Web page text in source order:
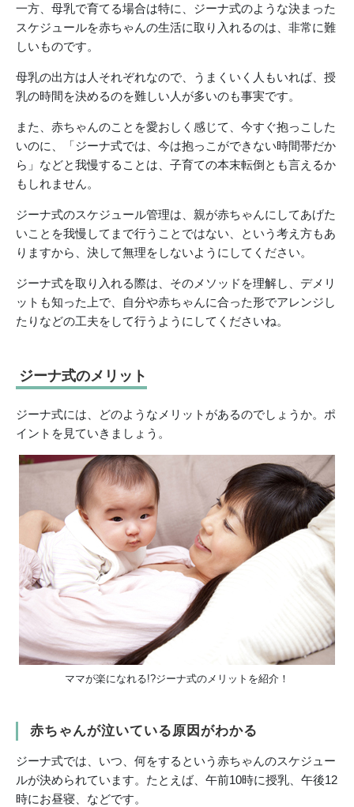
一方、母乳で育てる場合は特に、ジーナ式のような決まった
スケジュールを赤ちゃんの生活に取り入れるのは、非常に難
しいものです。
母乳の出方は人それぞれなので、うまくいく人もいれば、授
乳の時間を決めるのを難しい人が多いのも事実です。
また、赤ちゃんのことを愛おしく感じて、今すぐ抱っこした
いのに、「ジーナ式では、今は抱っこができない時間帯だか
ら」などと我慢することは、子育ての本末転倒とも言えるか
もしれません。
ジーナ式のスケジュール管理は、親が赤ちゃんにしてあげた
いことを我慢してまで行うことではない、という考え方もあ
りますから、決して無理をしないようにしてください。
ジーナ式を取り入れる際は、そのメソッドを理解し、デメリ
ットも知った上で、自分や赤ちゃんに合った形でアレンジし
たりなどの工夫をして行うようにしてくださいね。
ジーナ式のメリット
ジーナ式には、どのようなメリットがあるのでしょうか。ポ
イントを見ていきましょう。
ママが楽になれる!?ジーナ式のメリットを紹介！
赤ちゃんが泣いている原因がわかる
ジーナ式では、いつ、何をするという赤ちゃんのスケジュー
ルが決められています。たとえば、午前10時に授乳、午後12
時にお昼寝、などです。